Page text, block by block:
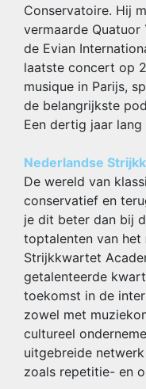
Conservatoire. Hij
vermaarde Quatuor
de Evian
laatste concert op
musique in Parijs,
de belangrijkste
Een dertig jaar
Nederlandse
De wereld van
conservatief en
je dit beter dan bij
toptalenten van het
Strijkkwartet
getalenteerde
toekomst in de
zowel met
cultureel
uitgebreide
zoals repetitie- en